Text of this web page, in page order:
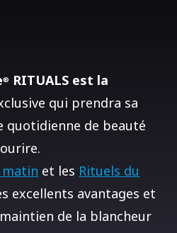
®
RITUALS est la
qui prendra sa
quotidienne de beauté
matin et les Rituels du
excellents avantages et
de la blancheur